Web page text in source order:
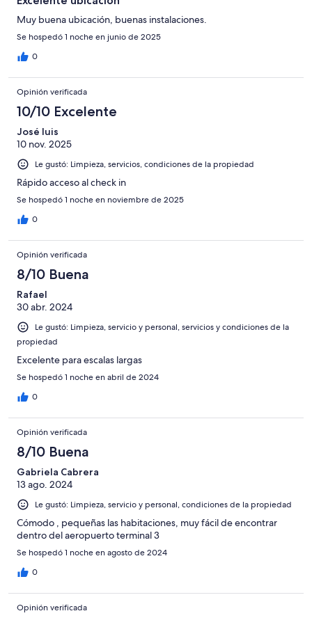
Muy buena ubicación, buenas instalaciones.
Se hospedó 1 noche en junio de 2025
0
Opinión verificada
10/10 Excelente
José luis
10 nov. 2025
Le gustó: Limpieza, servicios, condiciones de la propiedad
Rápido acceso al check in
Se hospedó 1 noche en noviembre de 2025
0
Opinión verificada
8/10 Buena
Rafael
30 abr. 2024
Le gustó: Limpieza, servicio y personal, servicios y condiciones de la
propiedad
Excelente para escalas largas
Se hospedó 1 noche en abril de 2024
0
Opinión verificada
8/10 Buena
Gabriela Cabrera
13 ago. 2024
Le gustó: Limpieza, servicio y personal, condiciones de la propiedad
Cómodo , pequeñas las habitaciones, muy fácil de encontrar
dentro del aeropuerto terminal 3
Se hospedó 1 noche en agosto de 2024
0
Opinión verificada